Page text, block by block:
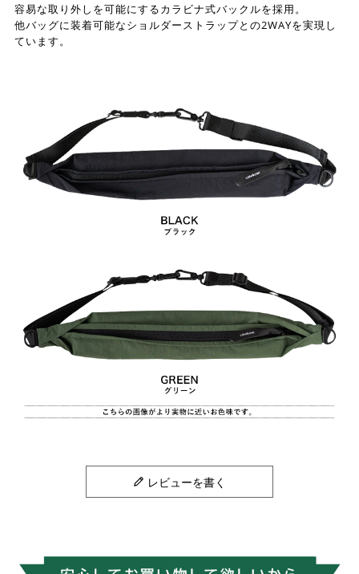
容易な取り外しを可能にするカラビナ式バックルを採用。
他バッグに装着可能なショルダーストラップとの2WAYを実現し
ています。
レビューを書く